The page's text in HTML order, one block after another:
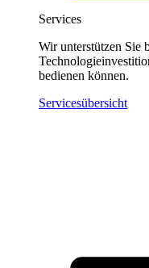
Services
Wir unterstützen Sie
bedienen können.
Servicesübersicht